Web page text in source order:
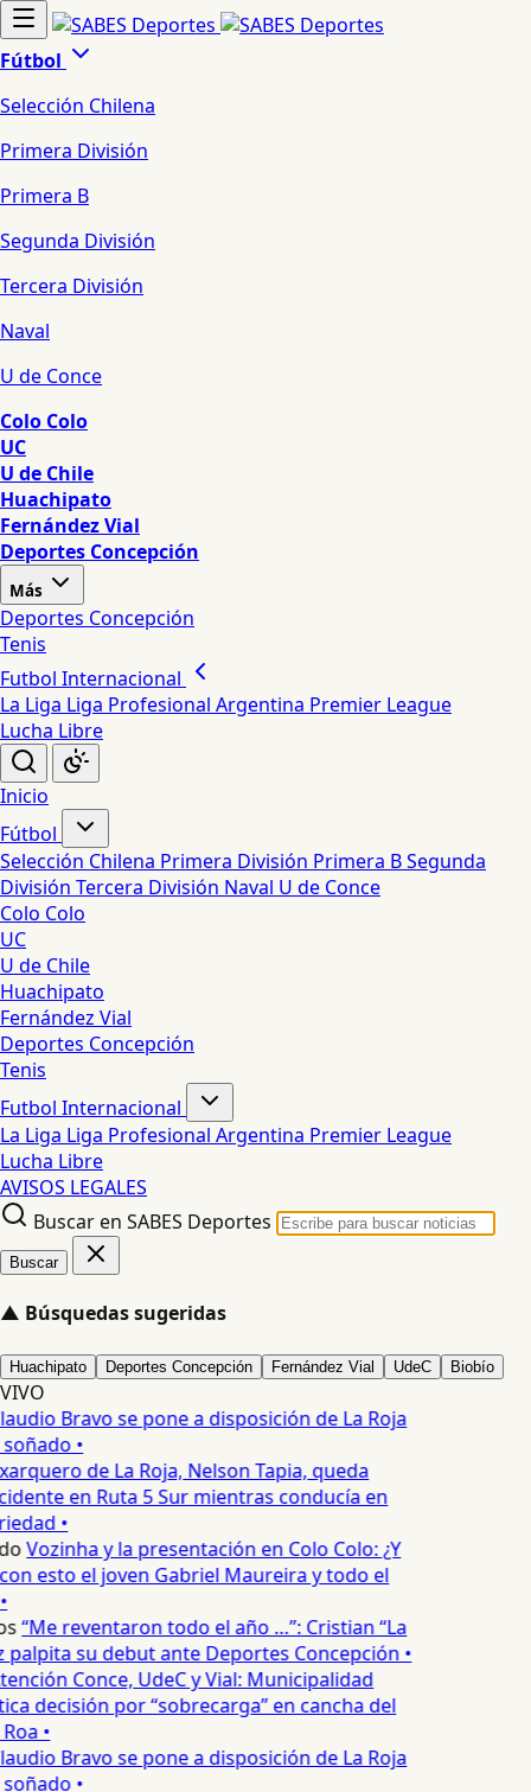
Fútbol
Selección Chilena
Primera División
Primera B
Segunda División
Tercera División
Naval
U de Conce
Colo Colo
UC
U de Chile
Huachipato
Fernández Vial
Deportes Concepción
Más
Deportes Concepción
Tenis
Futbol Internacional
La Liga Liga Profesional Argentina Premier League
Lucha Libre
Inicio
Fútbol
Selección Chilena Primera División Primera BSegunda
División Tercera División Naval U de Conce
Colo Colo
UC
U de Chile
Huachipato
Fernández Vial
Deportes Concepción
Tenis
Futbol Internacional
La Liga Liga Profesional Argentina Premier League
Lucha Libre
AVISOS LEGALES
Buscar en SABES Deportes
Buscar
▲ Búsquedas sugeridas
Huachipato Deportes Concepción Fernández Vial UdeC Biobío
VIVO
Bravo se pone a disposición de La Roja
•
de La Roja, Nelson Tapia, queda
en Ruta 5 Sur mientras conducía en
•
Vozinha y la presentación en Colo Colo: ¿Y
esto el joven Gabriel Maureira y todo el
“Me reventaron todo el año …”: Cristian “La
su debut ante Deportes Concepción •
Conce, UdeC y Vial: Municipalidad
decisión por “sobrecarga” en cancha del
•
Bravo se pone a disposición de La Roja
•